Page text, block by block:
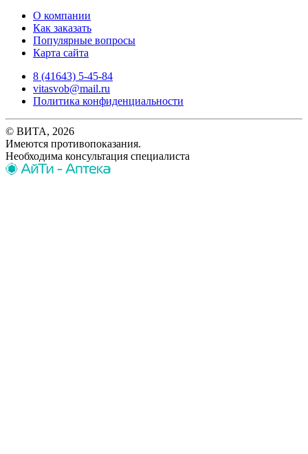
О компании
Как заказать
Популярные вопросы
Карта сайта
8 (41643) 5-45-84
vitasvob@mail.ru
Политика конфиденциальности
© ВИТА, 2026
Имеются противопоказания.
Необходима консультация специалиста